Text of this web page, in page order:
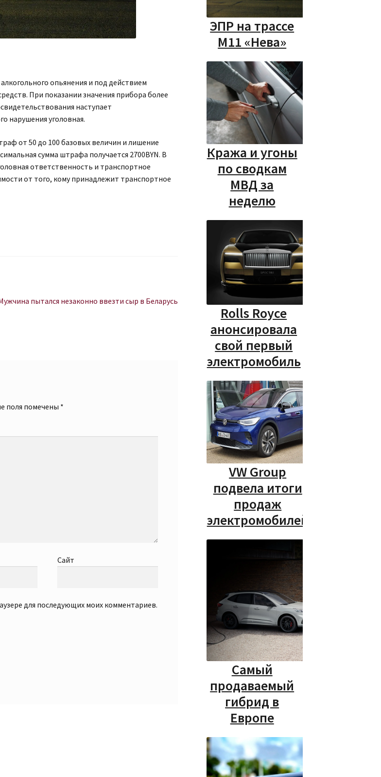
опьянения и под действием
При показании значения прибора более
наступает
нарушения уголовная.
от 50 до 100 базовых величин и лишение
сумма штрафа получается 2700BYN. В
ответственность и транспортное
от того, кому принадлежит транспортное
пытался незаконно ввезти сыр в Беларусь
поля помечены *
Сайт
для последующих моих комментариев.
ЭПР на трассе
М11 «Нева»
Кража и угоны
по сводкам
МВД за
неделю
Rolls Royce
анонсировала
свой первый
электромобиль
VW Group
подвела итоги
продаж
электромобилей
Самый
продаваемый
гибрид в
Европе